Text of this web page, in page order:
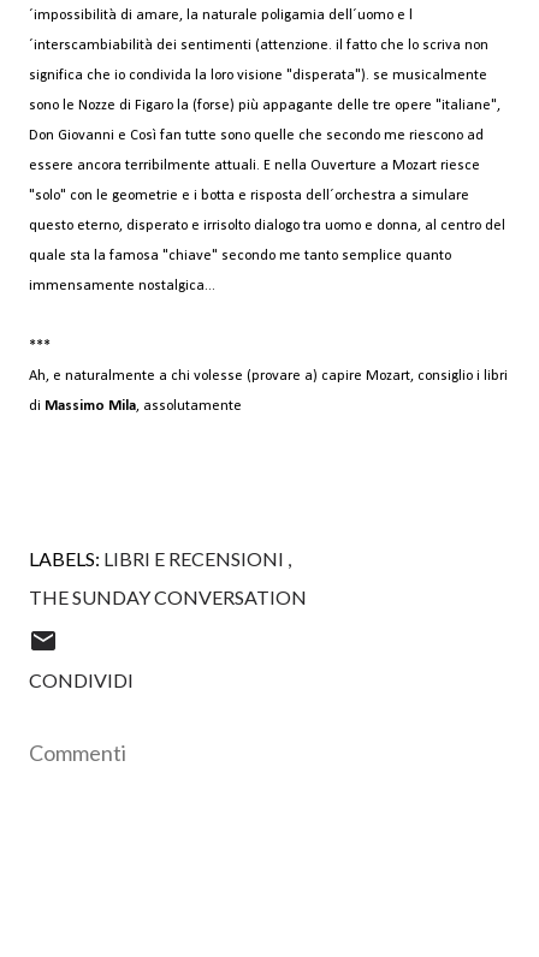
´impossibilità di amare, la naturale poligamia dell´uomo e l
´interscambiabilità dei sentimenti (attenzione. il fatto che lo scriva non
significa che io condivida la loro visione "disperata"). se musicalmente
sono le Nozze di Figaro la (forse) più appagante delle tre opere "italiane",
Don Giovanni e Così fan tutte sono quelle che secondo me riescono ad
essere ancora terribilmente attuali. E nella Ouverture a Mozart riesce
"solo" con le geometrie e i botta e risposta dell´orchestra a simulare
questo eterno, disperato e irrisolto dialogo tra uomo e donna, al centro del
quale sta la famosa "chiave" secondo me tanto semplice quanto
immensamente nostalgica...
***
Ah, e naturalmente a chi volesse (provare a) capire Mozart, consiglio i libri
di Massimo Mila, assolutamente
LABELS: LIBRI E RECENSIONI
THE SUNDAY CONVERSATION
CONDIVIDI
Commenti